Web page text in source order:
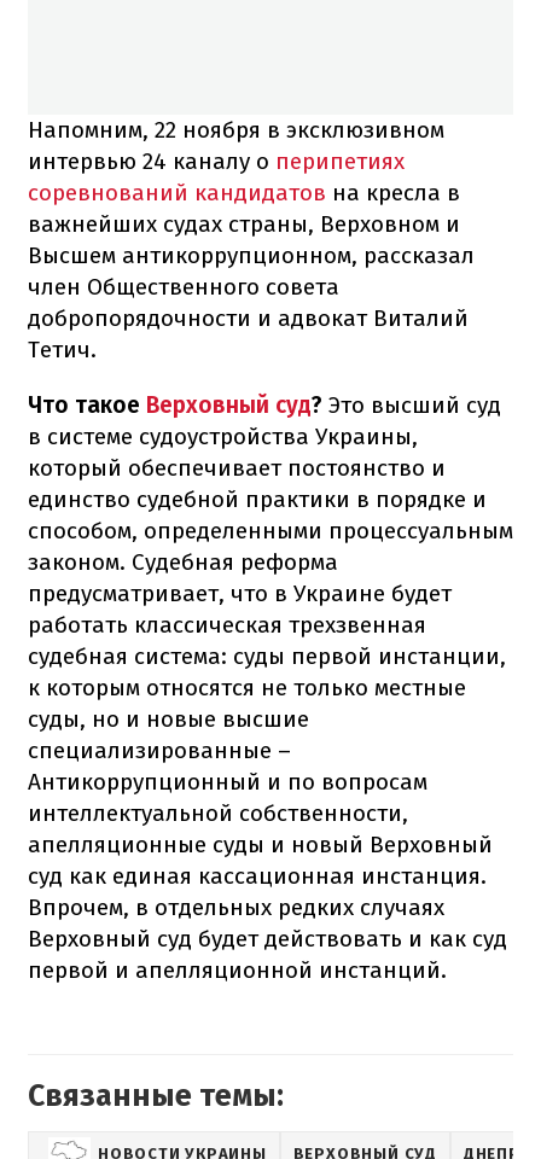
Напомним, 22 ноября в эксклюзивном
интервью 24 каналу о перипетиях
соревнований кандидатов на кресла в
важнейших судах страны, Верховном и
Высшем антикоррупционном, рассказал
член Общественного совета
добропорядочности и адвокат Виталий
Тетич.
Что такое Верховный суд? Это высший суд
в системе судоустройства Украины,
который обеспечивает постоянство и
единство судебной практики в порядке и
способом, определенными процессуальным
законом. Судебная реформа
предусматривает, что в Украине будет
работать классическая трехзвенная
судебная система: суды первой инстанции,
к которым относятся не только местные
суды, но и новые высшие
специализированные –
Антикоррупционный и по вопросам
интеллектуальной собственности,
апелляционные суды и новый Верховный
суд как единая кассационная инстанция.
Впрочем, в отдельных редких случаях
Верховный суд будет действовать и как суд
первой и апелляционной инстанций.
Связанные темы:
НОВОСТИ УКРАИНЫ ВЕРХОВНЫЙ СУД ДНЕПР